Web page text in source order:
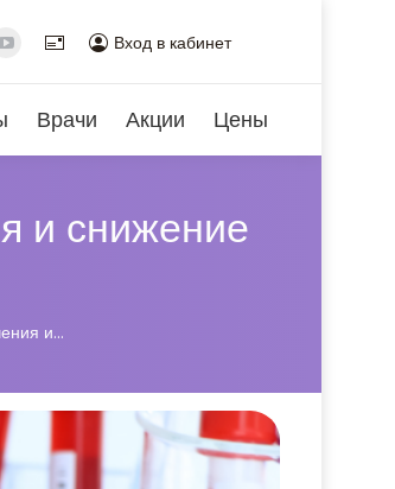
Вход в кабинет
Врачи Акции Цены
и снижение
и…